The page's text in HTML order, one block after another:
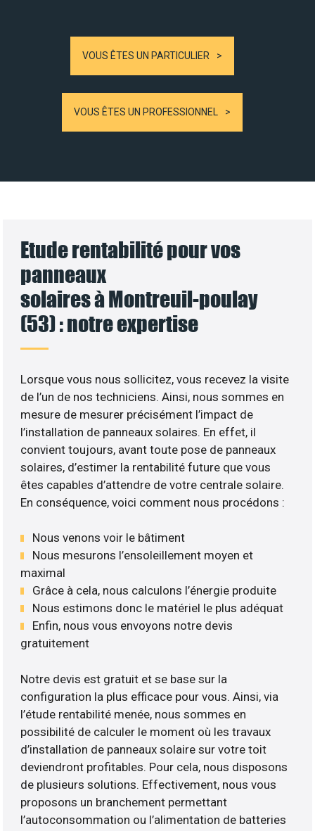
VOUS ÊTES UN PARTICULIER
VOUS ÊTES UN PROFESSIONNEL
Etude rentabilité pour vos
panneaux
solaires à Montreuil-poulay
(53) : notre expertise
Lorsque vous nous sollicitez, vous recevez la visite
de l’un de nos techniciens. Ainsi, nous sommes en
mesure de mesurer précisément l’impact de
l’installation de panneaux solaires. En effet, il
convient toujours, avant toute pose de panneaux
solaires, d’estimer la rentabilité future que vous
êtes capables d’attendre de votre centrale solaire.
En conséquence, voici comment nous procédons :
Nous venons voir le bâtiment
Nous mesurons l’ensoleillement moyen et
maximal
Grâce à cela, nous calculons l’énergie produite
Nous estimons donc le matériel le plus adéquat
Enfin, nous vous envoyons notre devis
gratuitement
Notre devis est gratuit et se base sur la
configuration la plus efficace pour vous. Ainsi, via
l’étude rentabilité menée, nous sommes en
possibilité de calculer le moment où les travaux
d’installation de panneaux solaire sur votre toit
deviendront profitables. Pour cela, nous disposons
de plusieurs solutions. Effectivement, nous vous
proposons un branchement permettant
l’autoconsommation ou l’alimentation de batteries